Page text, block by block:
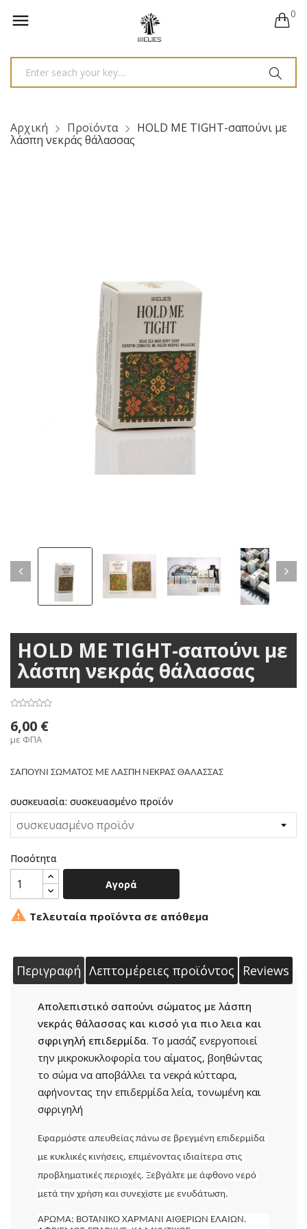
 0
Αρχική Προϊόντα
HOLD ME TIGHT-σαπούνι με
λάσπη νεκράς θάλασσας
HOLD ME TIGHT-σαπούνι με
λάσπη νεκράς θάλασσας
6,00 €
με ΦΠΑ
ΣΑΠΟΥΝΙ ΣΩΜΑΤΟΣ ΜΕ ΛΑΣΠΗ ΝΕΚΡΑΣ ΘΑΛΑΣΣΑΣ
συσκευασία: συσκευασμένο προϊόν
Ποσότητα
Αγορά
 Τελευταία προϊόντα σε απόθεμα
Περιγραφή Λεπτομέρειες προϊόντος Reviews
Απολεπιστικό σαπούνι σώματος με λάσπη
νεκράς θάλασσας και κισσό για πιο λεια και
σφριγηλή επιδερμίδα. Το μασάζ ενεργοποιεί
την μικροκυκλοφορία του αίματος, βοηθώντας
το σώμα να αποβάλλει τα νεκρά κύτταρα,
αφήνοντας την επιδερμίδα λεία, τονωμένη και
σφριγηλή
Εφαρμόστε απευθείας πάνω σε βρεγμένη επιδερμίδα
με κυκλικές κινήσεις, επιμένοντας ιδιαίτερα στις
προβληματικές περιοχές. Ξεβγάλτε με άφθονο νερό
μετά την χρήση και συνεχίστε με ενυδάτωση.
ΑΡΩΜΑ: ΒΟΤΑΝΙΚΟ ΧΑΡΜΑΝΙ ΑΙΘΕΡΙΩΝ ΕΛΑΙΩΝ.